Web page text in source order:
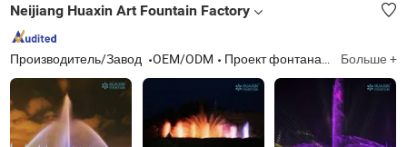
Neijiang Huaxin Art Fountain Factory
Производитель/Завод OEM/ODM Проект фонтана, оборудование для фонтана Больше +